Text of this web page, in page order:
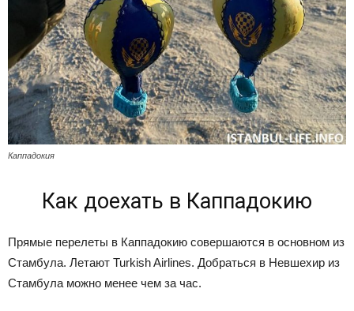
Каппадокия
Как доехать в Каппадокию
Прямые перелеты в Каппадокию совершаются в основном из
Стамбула. Летают Turkish Airlines. Добраться в Невшехир из
Стамбула можно менее чем за час.